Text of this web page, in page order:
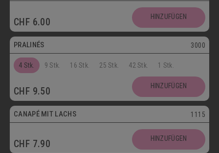
BROTWAREN
BACKWAREN FASTENWAIE
CHF 6.00 HINZUFÜGEN
Postversand
PRALINÉS 3000
4 Stk. 9 Stk. 16 Stk. 25 Stk. 42 Stk. 1 Stk.
CHF 9.50 HINZUFÜGEN
CANAPÉ MIT LACHS 1115
CHF 7.90 HINZUFÜGEN
ab 15.01.